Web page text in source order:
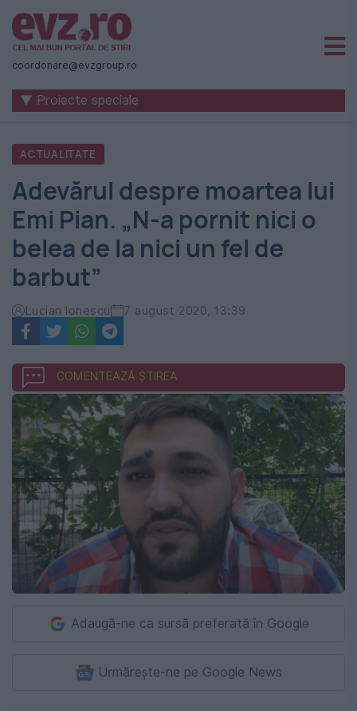
Știri
naționale
internaționale
România
-
Evenimentul
Zilei
coordonare@evzgroup.ro
▼ Proiecte speciale
ACTUALITATE
Adevărul despre moartea lui
Emi Pian. „N-a pornit nici o
belea de la nici un fel de
barbut”
Lucian Ionescu 7 august 2020, 13:39
COMENTEAZĂ ȘTIREA
Adaugă-ne ca sursă preferată în Google
Urmărește-ne pe Google News